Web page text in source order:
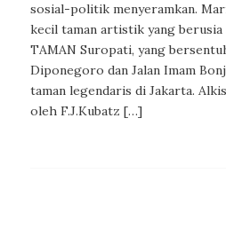
sosial-politik menyeramkan.
kecil taman artistik yang
TAMAN Suropati, yang
Diponegoro dan Jalan Imam
taman legendaris di Jakarta.
oleh F.J.Kubatz […]